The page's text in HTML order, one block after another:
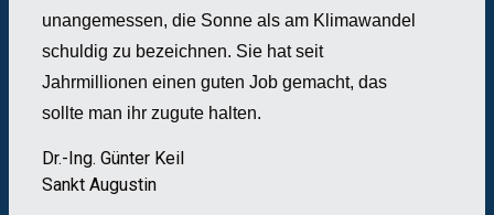
unangemessen, die Sonne als am Klimawandel
schuldig zu bezeichnen. Sie hat seit
Jahrmillionen einen guten Job gemacht, das
sollte man ihr zugute halten.
Dr.-Ing. Günter Keil
Sankt Augustin